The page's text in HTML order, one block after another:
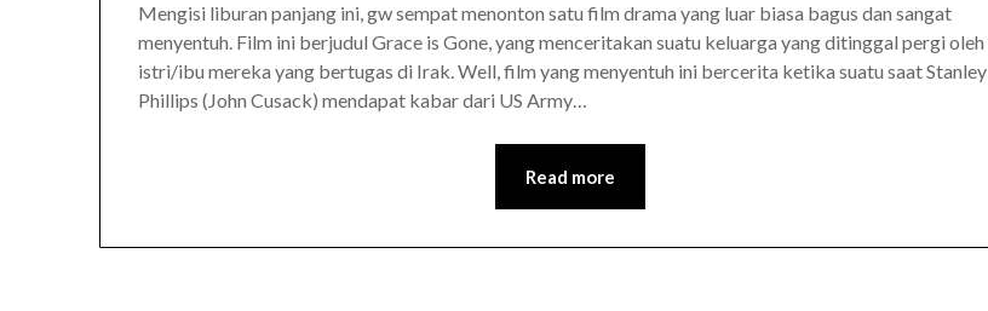
Mengisi liburan panjang ini, gw sempat menonton satu film drama yang luar biasa bagus dan sangat
menyentuh. Film ini berjudul Grace is Gone, yang menceritakan suatu keluarga yang ditinggal pergi oleh
istri/ibu mereka yang bertugas di Irak. Well, film yang menyentuh ini bercerita ketika suatu saat Stanley
Phillips (John Cusack) mendapat kabar dari US Army…
Read more